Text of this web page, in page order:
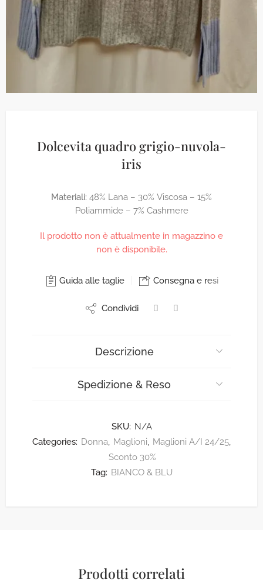
Dolcevita quadro grigio-nuvola-
iris
Materiali: 48% Lana – 30% Viscosa – 15%
Poliammide – 7% Cashmere
Il prodotto non è attualmente in magazzino e
non è disponibile.
Guida alle taglie Consegna e resi
Condividi
Descrizione
Spedizione & Reso
SKU: N/A
Categories: Donna Maglioni Maglioni A/I 24/25
Sconto 30%
Tag: BIANCO & BLU
Prodotti correlati